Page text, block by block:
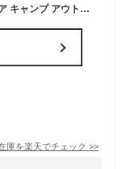
【アフターSALE!P5倍】 焚き火チェア ローチェア キャンプ アウトドア チェア コンパクト 折りたたみ 収束 焚火チェア アウトドアチェア 焚き火 たき火 椅子 ロースタイル ロー ロータイプ リラックスチェア 軽量 簡単組立 イス アームレス 帆布 バタフライチェア
庫を楽天でチェック >>